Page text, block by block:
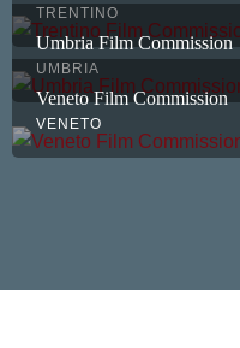
TRENTINO
Umbria Film Commission
UMBRIA
Veneto Film Commission
VENETO